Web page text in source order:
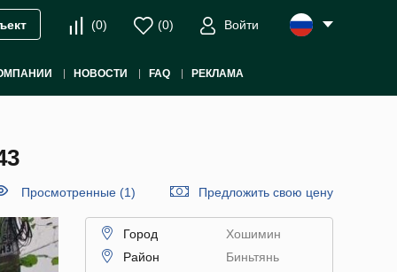
(0) (0) Войти
НОВОСТИ FAQ РЕКЛАМА
Просмотренные (1) Предложить свою цену
Город
Хошимин
Район
Биньтянь